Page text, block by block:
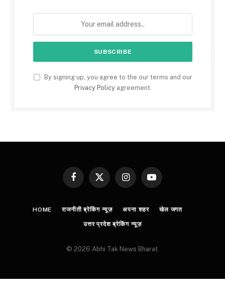
By signing up, you agree to the our terms and our
Privacy Policyagreement.
Facebook
X
InstagramYouTube
HOME राजनीती ब्रेकिंग न्यूज़ अपना शहर खेल जगत
उत्तर प्रदेश ब्रेकिंग न्यूज़
© 2026 Abhi Tak News Bharat.